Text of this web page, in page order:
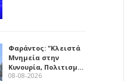
Φαράντος: "Κλειστά
Μνημεία στην
Κυνουρία, Πολιτισμ…
08-08-2026